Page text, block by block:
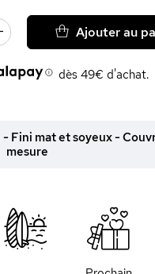
dès 49€ d'achat.
Ajouter au
Fini mat et soyeux -
mesure